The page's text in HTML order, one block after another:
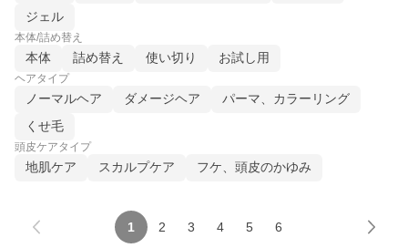
ジェル
本体/詰め替え
本体 詰め替え 使い切り お試し用
ヘアタイプ
ノーマルヘア ダメージヘア
パーマ、カラーリング
くせ毛
頭皮ケアタイプ
地肌ケア スカルプケア フケ、頭皮のかゆみ
1 2 3 4 5 6